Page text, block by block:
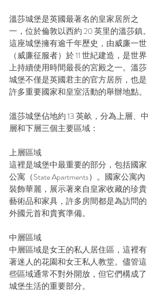
溫莎城堡是英國最著名的皇家居所之
一，位於倫敦以西約 20 英里的溫莎鎮。
這座城堡擁有逾千年歷史，由威廉一世
（威廉征服者）於 11 世紀建造，是世界
上持續使用時間最長的宮殿之一。溫莎
城堡不僅是英國君主的官方居所，也是
許多重要國家和皇室活動的舉辦地點。
溫莎城堡佔地約 13 英畝，分為上層、中
層和下層三個主要區域：
上層區域
這裡是城堡中最重要的部分，包括國家
公寓（State Apartments）。國家公寓內
裝飾華麗，展示著來自皇家收藏的珍貴
藝術品和家具，許多房間都是為訪問的
外國元首和貴賓準備。
中層區域
中層區域是女王的私人居住區，這裡有
著迷人的花園和女王私人教堂。儘管這
些區域通常不對外開放，但它們構成了
城堡生活的重要部分。